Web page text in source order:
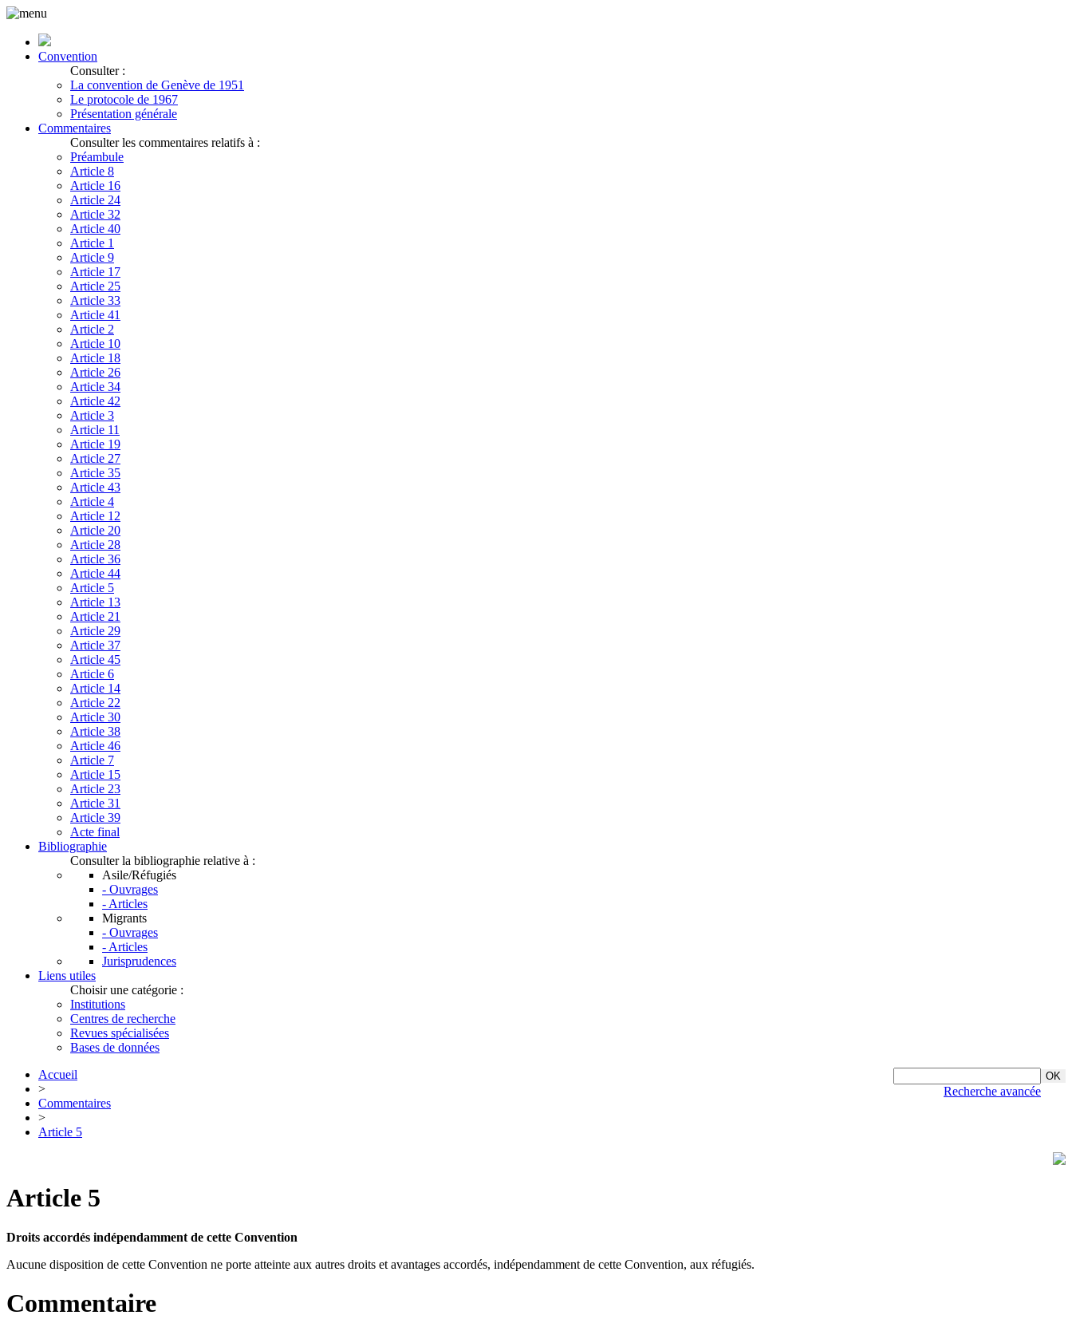
Convention
Consulter :
La convention de Genève de 1951
Le protocole de 1967
Présentation générale
Commentaires
Consulter les commentaires relatifs à :
Préambule
Article 8
Article 16
Article 24
Article 32
Article 40
Article 1
Article 9
Article 17
Article 25
Article 33
Article 41
Article 2
Article 10
Article 18
Article 26
Article 34
Article 42
Article 3
Article 11
Article 19
Article 27
Article 35
Article 43
Article 4
Article 12
Article 20
Article 28
Article 36
Article 44
Article 5
Article 13
Article 21
Article 29
Article 37
Article 45
Article 6
Article 14
Article 22
Article 30
Article 38
Article 46
Article 7
Article 15
Article 23
Article 31
Article 39
Acte final
Bibliographie
Consulter la bibliographie relative à :
Asile/Réfugiés
- Ouvrages
- Articles
Migrants
- Ouvrages
- Articles
Jurisprudences
Liens utiles
Choisir une catégorie :
Institutions
Centres de recherche
Revues spécialisées
Bases de données
Recherche avancée
Accueil
>
Commentaires
>
Article 5
Article 5
Droits accordés indépendamment de cette Convention
Aucune disposition de cette Convention ne porte atteinte aux autres droits et avantages accordés, indépendamment de cette Convention, aux réfugiés.
Commentaire